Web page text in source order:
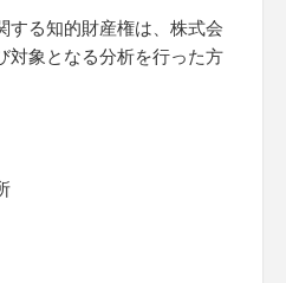
する知的財産権は、株式会
対象となる分析を行った方